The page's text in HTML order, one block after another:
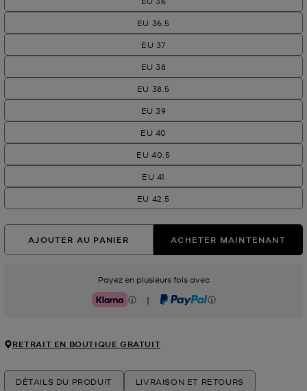
EU 36.5
EU 37
EU 38
EU 38.5
EU 39
EU 40
EU 40.5
EU 41
EU 42.5
AJOUTER AU PANIER ACHETER MAINTENANT
Payez en plusieurs fois avec
Klarna | PayPal
RETRAIT EN BOUTIQUE GRATUIT
DÉTAILS DU PRODUIT LIVRAISON ET RETOURS